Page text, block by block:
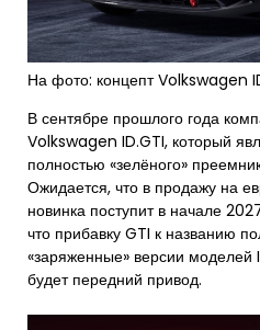
На фото: концепт Volkswagen
В сентябре прошлого года
Volkswagen ID.GTI, который
полностью «зелёного»
Ожидается, что в продажу на
новинка поступит в начале
что прибавку GTI к названию
«заряженные» версии моделей
будет передний привод.